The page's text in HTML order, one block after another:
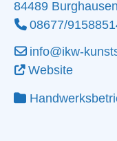
84489 Burghausen
08677/
info@ikw-
Website